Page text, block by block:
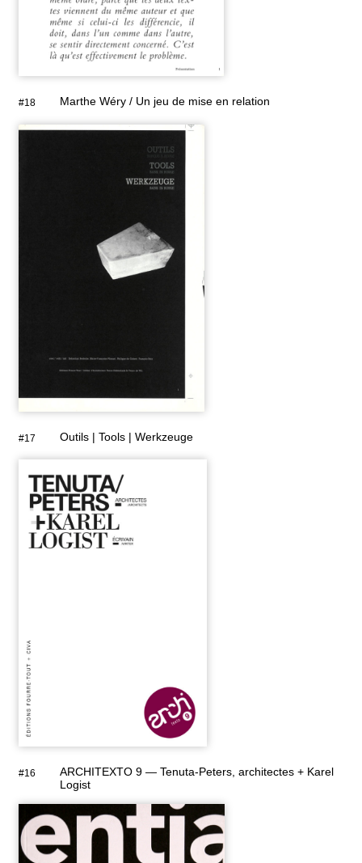
#18 Marthe Wéry / Un jeu de mise en relation
#17 Outils | Tools | Werkzeuge
#16
ARCHITEXTO 9 — Tenuta-Peters, architectes + Karel
Logist